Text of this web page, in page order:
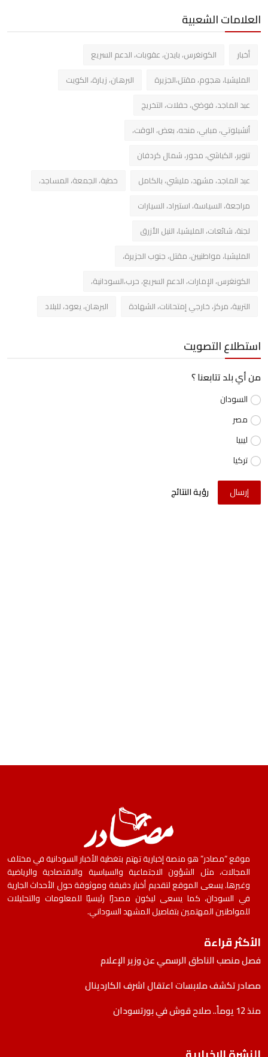
العلامات الشعبية
أخبار
الكونغرس، بايدن، عقوبات، الدعم السريع
المليشيا، هجوم، مقتل،الجزيرة
البرهان، زيارة، الكويت
عبد الماجد، فوضي، حفلات، التخريج
أنشيلوتي، مبابي، منحه، بعض، الوقت،
تنوير، الكباشي، محور، شمال كردفان
عبد الماجد، مشهد، مليشي، بالكامل
خطبة، الجمعة، المساجد،
مراجعة، السياسة، استيراد، السيارات
لجنة، شائعات، المليشيا، النيل الأزرق
المليشيا، مواطنيين، مقتل، جنوب الجزيرة،
الكونغرس، الإمارات، الدعم السريع، حرب،السودانية،
التربية، مركز، خارجي إمتحانات، الشهادة
البرهان، يعود، للبلاد
استطلاع التصويت
من أي بلد تتابعنا ؟
السودان
مصر
ليبيا
تركيا
إرسال رؤية النتائج
موقع “مصادر” هو منصة إخبارية تهتم بتغطية الأخبار السودانية في مختلف
المجالات، مثل الشؤون الاجتماعية والسياسية والاقتصادية والرياضية
وغيرها. يسعى الموقع لتقديم أخبار دقيقة وموثوقة حول الأحداث الجارية
في السودان، كما يسعى ليكون مصدرًا رئيسيًا للمعلومات والتحليلات
للمواطنين المهتمين بتفاصيل المشهد السوداني.
الأكثر قراءة
فصل منصب الناطق الرسمي عن وزير الإعلام
مصادر تكشف ملابسات اعتقال اشرف الكاردينال
منذ 12 يوماً.. صلاح قوش في بورتسودان